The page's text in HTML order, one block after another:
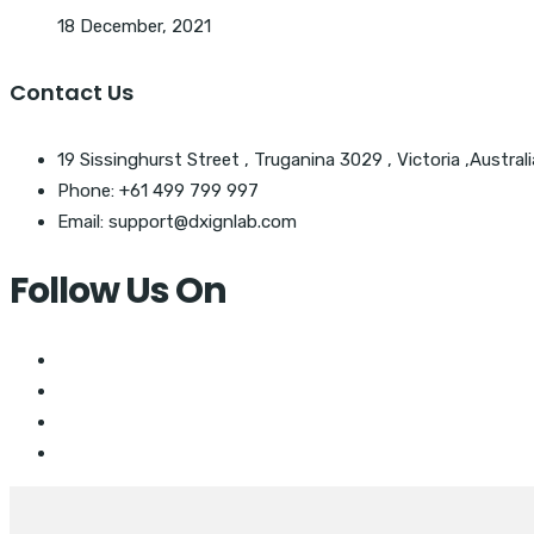
18 December, 2021
Contact Us
19 Sissinghurst Street , Truganina 3029 , Victoria
Phone: +61 499 799 997
Email: support@dxignlab.com
Follow Us On